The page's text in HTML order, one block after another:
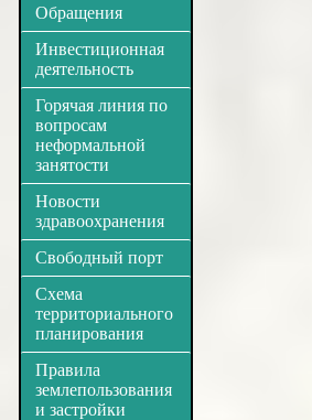
Обращения
Инвестиционная
деятельность
Горячая линия по
вопросам
неформальной
занятости
Новости
здравоохранения
Свободный порт
Схема
территориального
планирования
Правила
землепользования
и застройки